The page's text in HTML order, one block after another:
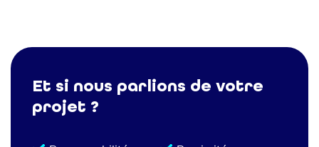
Et si nous parlions de votre
projet ?